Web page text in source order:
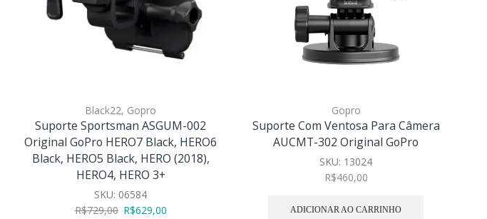
Black22, Gopro
Suporte Sportsman ASGUM-002
Original GoPro HERO7 Black, HERO6
Black, HERO5 Black, HERO (2018),
HERO4, HERO 3+
SKU: 06584
R$729,00 R$629,00
Gopro
Suporte Com Ventosa Para Câmera
AUCMT-302 Original GoPro
SKU: 13024
R$460,00
ADICIONAR AO CARRINHO